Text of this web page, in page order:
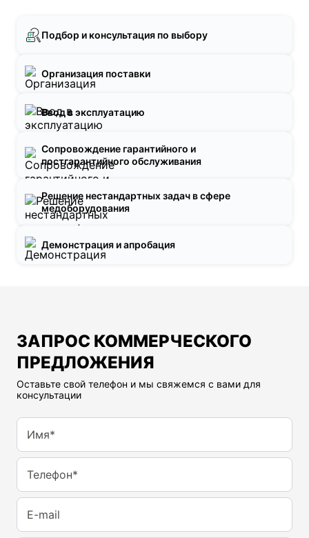
Подбор и консультация по выбору
Организация поставки
Ввод в эксплуатацию
Сопровождение гарантийного и
постгарантийного обслуживания
Решение нестандартных задач в сфере
медоборудования
Демонстрация и апробация
ЗАПРОС КОММЕРЧЕСКОГО
ПРЕДЛОЖЕНИЯ
Оставьте свой телефон и мы свяжемся с вами для
консультации
Имя*
Телефон*
E-mail